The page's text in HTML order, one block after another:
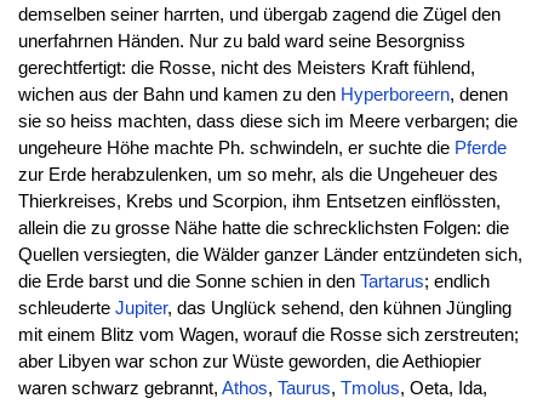
demselben seiner harrten, und übergab zagend die Zügel den
unerfahrnen Händen. Nur zu bald ward seine Besorgniss
gerechtfertigt: die Rosse, nicht des Meisters Kraft fühlend,
wichen aus der Bahn und kamen zu den Hyperboreern, denen
sie so heiss machten, dass diese sich im Meere verbargen; die
ungeheure Höhe machte Ph. schwindeln, er suchte die Pferde
zur Erde herabzulenken, um so mehr, als die Ungeheuer des
Thierkreises, Krebs und Scorpion, ihm Entsetzen einflössten,
allein die zu grosse Nähe hatte die schrecklichsten Folgen: die
Quellen versiegten, die Wälder ganzer Länder entzündeten sich,
die Erde barst und die Sonne schien in den Tartarus; endlich
schleuderte Jupiter, das Unglück sehend, den kühnen Jüngling
mit einem Blitz vom Wagen, worauf die Rosse sich zerstreuten;
aber Libyen war schon zur Wüste geworden, die Aethiopier
waren schwarz gebrannt, Athos, Taurus, Tmolus, Oeta, Ida,